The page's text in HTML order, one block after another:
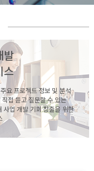
발
스
요 프로젝트 정보 및 분석
접 듣고 질문할 수 있는
사업 개발 기회 창출을 위한